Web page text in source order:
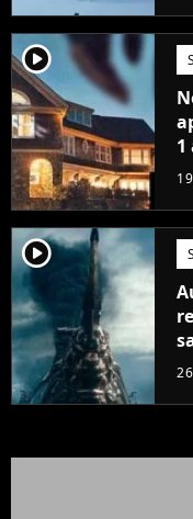
player2
1
player2